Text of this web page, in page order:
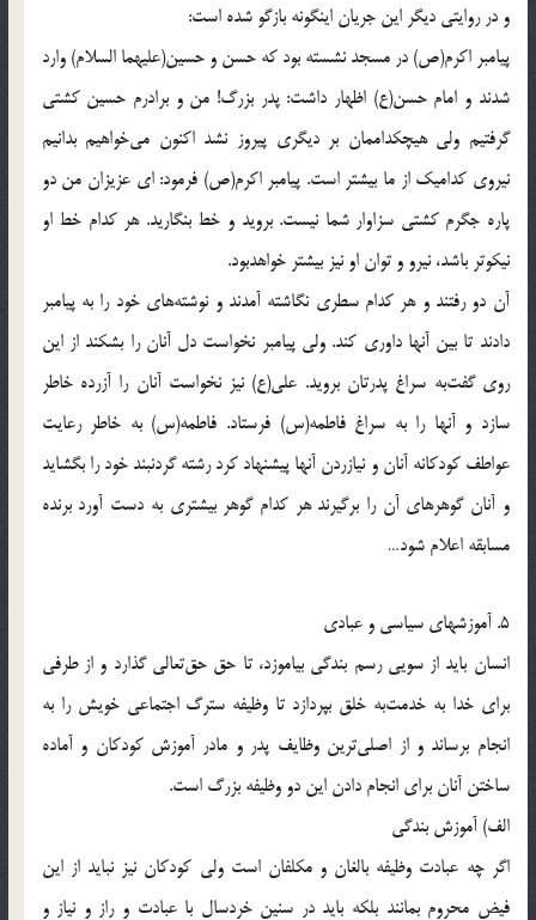
و در روايتى ديگر اين جريان اينگونه بازگو شده است:
پيامبر اكرم(ص) در مسجد نشسته بود كه حسن و حسين(عليهما السلام) وارد
شدند و امام حسن(ع) اظهار داشت: پدر بزرگ! من و برادرم حسين كشتى
گرفتيم ولى هيچكداممان بر ديگرى پيروز نشد اكنون مى‌خواهيم بدانيم
نيروى كداميك از ما بيشتر است. پيامبر اكرم(ص) فرمود: اى عزيزان من دو
پاره جگرم كشتى سزاوار شما نيست. برويد و خط بنگاريد. هر كدام خط او
نيكوتر باشد، نيرو و توان او نيز بيشتر خواهدبود.
آن دو رفتند و هر كدام سطرى نگاشته آمدند و نوشته‌هاى خود را به پيامبر
دادند تا بين آنها داورى كند. ولى پيامبر نخواست دل آنان را بشكند از اين
روى گفت‌به سراغ پدرتان برويد. على(ع) نيز نخواست آنان را آزرده خاطر
سازد و آنها را به سراغ فاطمه(س) فرستاد. فاطمه(س) به خاطر رعايت
عواطف كودكانه آنان و نيازردن آنها پيشنهاد كرد رشته گردنبند خود را بگشايد
و آنان گوهرهاى آن را برگيرند هر كدام گوهر بيشترى به دست آورد برنده
مسابقه اعلام شود…
5. آموزشهاى سياسى و عبادى
انسان بايد از سويى رسم بندگى بياموزد، تا حق حق‌تعالى گذارد و از طرفى
براى خدا به خدمت‌به خلق بپردازد تا وظيفه سترگ اجتماعى خويش را به
انجام برساند و از اصلى‌ترين وظايف پدر و مادر آموزش كودكان و آماده
ساختن آنان براى انجام دادن اين دو وظيفه بزرگ است.
الف) آموزش بندگى
اگر چه عبادت وظيفه بالغان و مكلفان است ولى كودكان نيز نبايد از اين
فيض محروم بمانند بلكه بايد در سنين خردسال با عبادت و راز و نياز و